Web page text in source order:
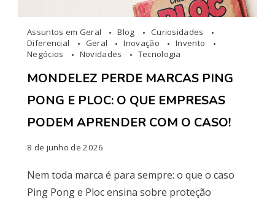
Assuntos em Geral Blog
Curiosidades
Diferencial
Geral Inovação
Invento
Negócios
Novidades Tecnologia
MONDELEZ PERDE MARCAS PING
PONG E PLOC: O QUE EMPRESAS
PODEM APRENDER COM O CASO!
8 de junho de 2026
Nem toda marca é para sempre: o que o caso
Ping Pong e Ploc ensina sobre proteção